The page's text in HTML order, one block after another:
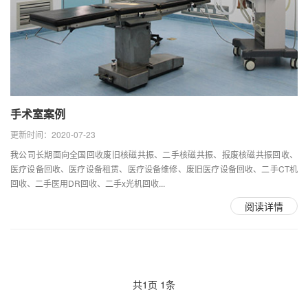
手术室案例
更新时间：2020-07-23
我公司长期面向全国回收废旧核磁共振、二手核磁共振、报废核磁共振回收、
医疗设备回收、医疗设备租赁、医疗设备维修、废旧医疗设备回收、二手CT机
回收、二手医用DR回收、二手x光机回收...
阅读详情
共1 页 1条